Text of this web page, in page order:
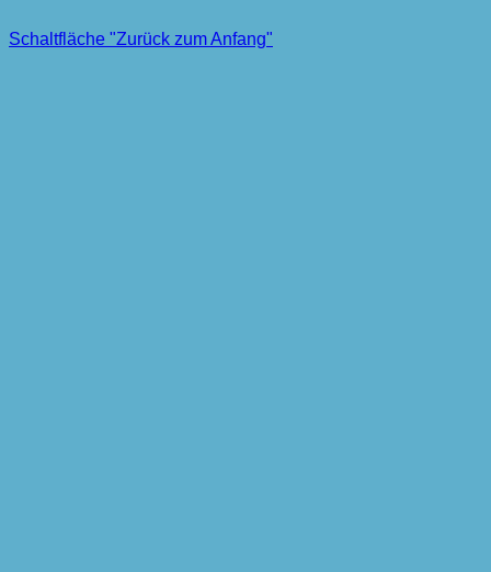
Schaltfläche "Zurück zum Anfang"